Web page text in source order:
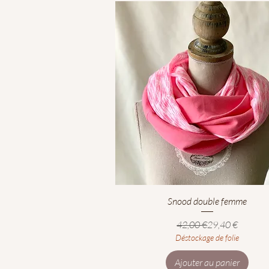
Aperçu rapide
Snood double femme
Prix original
42,00 €Prix promotionnel
29,40 €
Déstockage de folie
Ajouter au panier